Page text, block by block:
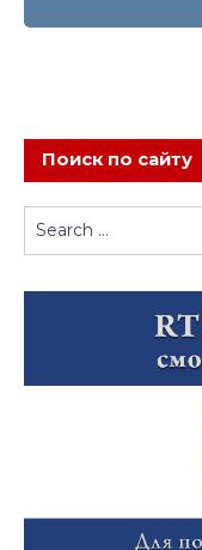
Поиск по сайту
Search
for: